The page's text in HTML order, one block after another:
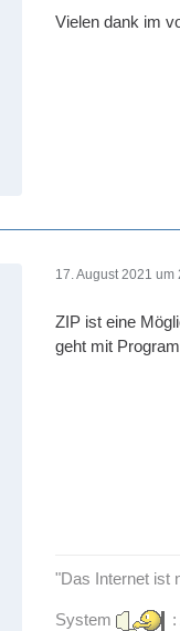
Vielen dank im
17. August 2021 um
ZIP ist eine
geht mit
"Das Internet ist
System